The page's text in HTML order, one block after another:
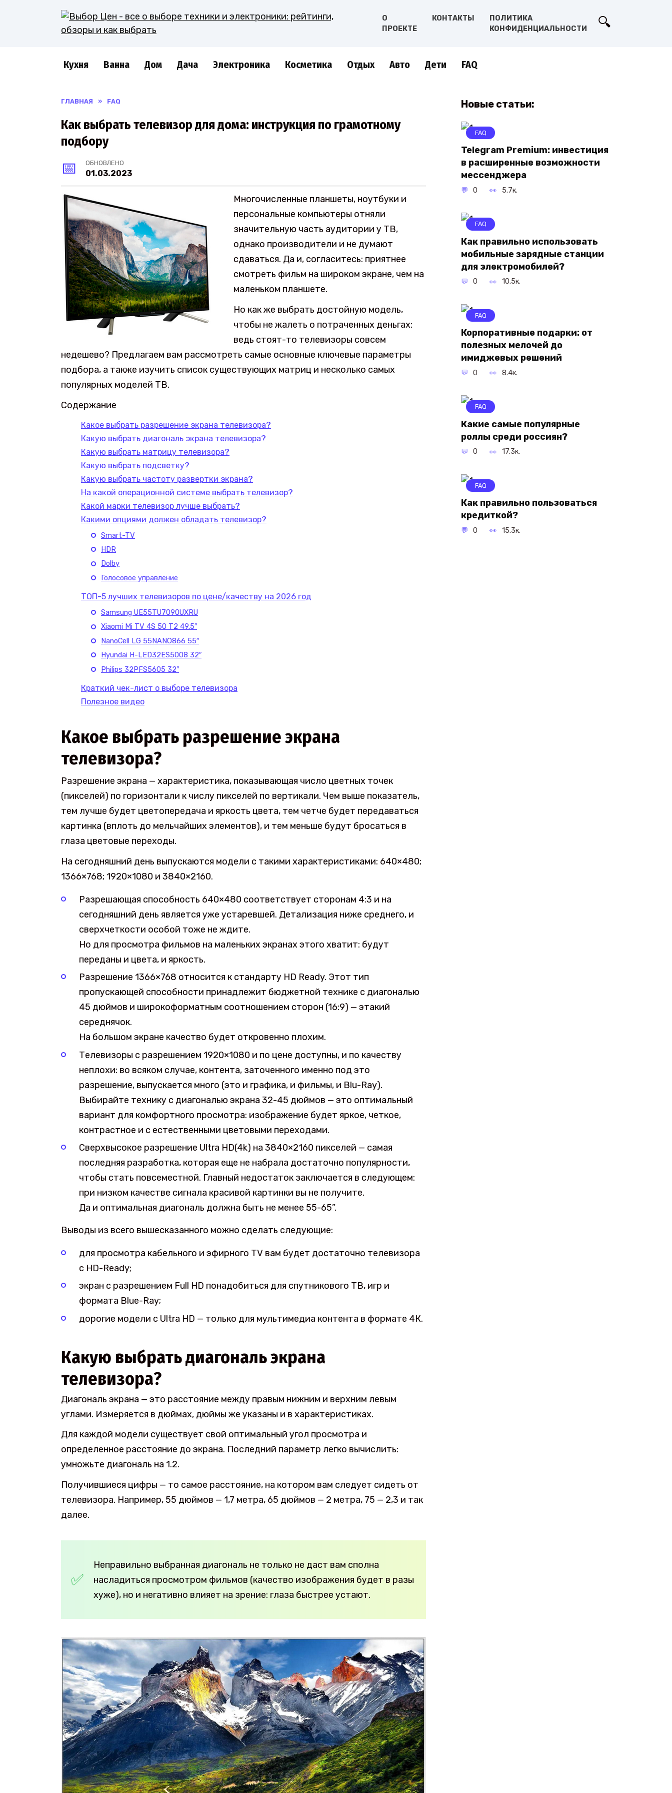
О
ПРОЕКТЕ
КОНТАКТЫ
ПОЛИТИКА
КОНФИДЕНЦИАЛЬНОСТИ
Кухня Ванна Дом Дача Электроника Косметика Отдых Авто Дети FAQ
ГЛАВНАЯ » FAQ
Как выбрать телевизор для дома: инструкция по грамотному
подбору
ОБНОВЛЕНО
01.03.2023
Многочисленные планшеты, ноутбуки и
персональные компьютеры отняли
значительную часть аудитории у ТВ,
однако производители и не думают
сдаваться. Да и, согласитесь: приятнее
смотреть фильм на широком экране, чем на
маленьком планшете.
Но как же выбрать достойную модель,
чтобы не жалеть о потраченных деньгах:
ведь стоят-то телевизоры совсем
недешево? Предлагаем вам рассмотреть самые основные ключевые параметры
подбора, а также изучить список существующих матриц и несколько самых
популярных моделей ТВ.
Содержание
Какое выбрать разрешение экрана телевизора?
Какую выбрать диагональ экрана телевизора?
Какую выбрать матрицу телевизора?
Какую выбрать подсветку?
Какую выбрать частоту развертки экрана?
На какой операционной системе выбрать телевизор?
Какой марки телевизор лучше выбрать?
Какими опциями должен обладать телевизор?
Smart-TV
HDR
Dolby
Голосовое управление
ТОП-5 лучших телевизоров по цене/качеству на 2026 год
Samsung UE55TU7090UXRU
Xiaomi Mi TV 4S 50 T2 49.5″
NanoCell LG 55NANO866 55″
Hyundai H-LED32ES5008 32″
Philips 32PFS5605 32″
Краткий чек-лист о выборе телевизора
Полезное видео
Какое выбрать разрешение экрана
телевизора?
Разрешение экрана — характеристика, показывающая число цветных точек
(пикселей) по горизонтали к числу пикселей по вертикали. Чем выше показатель,
тем лучше будет цветопередача и яркость цвета, тем четче будет передаваться
картинка (вплоть до мельчайших элементов), и тем меньше будут бросаться в
глаза цветовые переходы.
На сегодняшний день выпускаются модели с такими характеристиками: 640×480;
1366×768; 1920×1080 и 3840×2160.
Разрешающая способность 640×480 соответствует сторонам 4:3 и на
сегодняшний день является уже устаревшей. Детализация ниже среднего, и
сверхчеткости особой тоже не ждите.
Но для просмотра фильмов на маленьких экранах этого хватит: будут
переданы и цвета, и яркость.
Разрешение 1366×768 относится к стандарту HD Ready. Этот тип
пропускающей способности принадлежит бюджетной технике с диагональю
45 дюймов и широкоформатным соотношением сторон (16:9) — этакий
середнячок.
На большом экране качество будет откровенно плохим.
Телевизоры с разрешением 1920×1080 и по цене доступны, и по качеству
неплохи: во всяком случае, контента, заточенного именно под это
разрешение, выпускается много (это и графика, и фильмы, и Blu-Ray).
Выбирайте технику с диагональю экрана 32-45 дюймов — это оптимальный
вариант для комфортного просмотра: изображение будет яркое, четкое,
контрастное и с естественными цветовыми переходами.
Сверхвысокое разрешение Ultra HD(4k) на 3840×2160 пикселей — самая
последняя разработка, которая еще не набрала достаточно популярности,
чтобы стать повсеместной. Главный недостаток заключается в следующем:
при низком качестве сигнала красивой картинки вы не получите.
Да и оптимальная диагональ должна быть не менее 55-65”.
Выводы из всего вышесказанного можно сделать следующие:
для просмотра кабельного и эфирного TV вам будет достаточно телевизора
с HD-Ready;
экран с разрешением Full HD понадобиться для спутникового ТВ, игр и
формата Blue-Ray;
дорогие модели с Ultra HD — только для мультимедиа контента в формате 4К.
Какую выбрать диагональ экрана
телевизора?
Диагональ экрана — это расстояние между правым нижним и верхним левым
углами. Измеряется в дюймах, дюймы же указаны и в характеристиках.
Для каждой модели существует свой оптимальный угол просмотра и
определенное расстояние до экрана. Последний параметр легко вычислить:
умножьте диагональ на 1.2.
Получившиеся цифры — то самое расстояние, на котором вам следует сидеть от
телевизора. Например, 55 дюймов — 1,7 метра, 65 дюймов — 2 метра, 75 — 2,3 и так
далее.
Неправильно выбранная диагональ не только не даст вам сполна
насладиться просмотром фильмов (качество изображения будет в разы
хуже), но и негативно влияет на зрение: глаза быстрее устают.
Новые статьи:
FAQ
Telegram Premium: инвестиция
в расширенные возможности
мессенджера
0 5.7к.
FAQ
Как правильно использовать
мобильные зарядные станции
для электромобилей?
0 10.5к.
FAQ
Корпоративные подарки: от
полезных мелочей до
имиджевых решений
0 8.4к.
FAQ
Какие самые популярные
роллы среди россиян?
0 17.3к.
FAQ
Как правильно пользоваться
кредиткой?
0 15.3к.